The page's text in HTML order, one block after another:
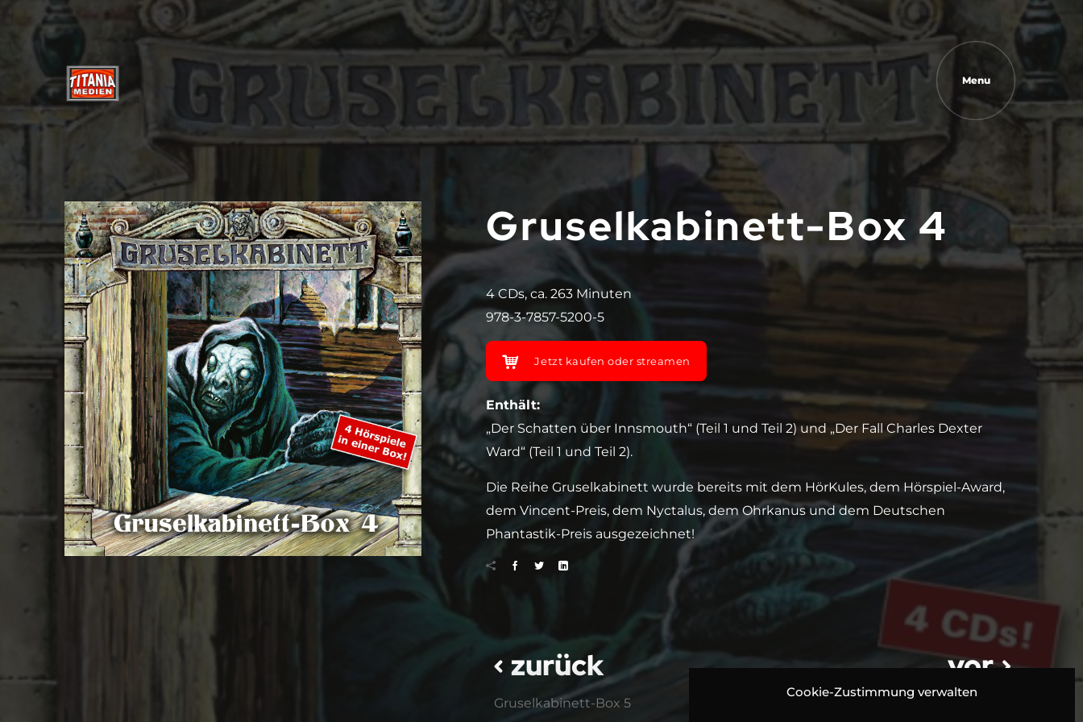
Cookie-Zustimmung verwalten
Menu
Gruselkabinett-Box 4
4 CDs, ca. 263 Minuten
978-3-7857-5200-5
Jetzt kaufen oder streamen
Enthält:
„Der Schatten über Innsmouth“ (Teil 1 undTeil 2) und „Der Fall Charles Dexter
Ward“ (Teil 1 undTeil 2).
Die Reihe Gruselkabinett wurde bereits mit dem HörKules, dem Hörspiel-Award,
dem Vincent-Preis, dem Nyctalus, dem Ohrkanus und dem Deutschen
Phantastik-Preis ausgezeichnet!
zurück
Gruselkabinett-Box 5
vor
Gruselkabinett-Box 3